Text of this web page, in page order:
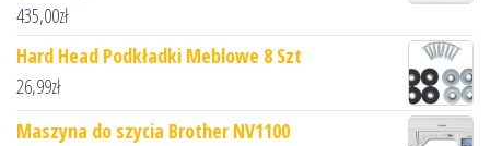
435,00zł
Hard Head Podkładki Meblowe 8 Szt
26,99zł
Maszyna do szycia Brother NV1100